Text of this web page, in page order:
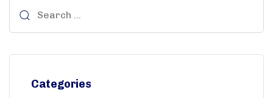
Categories